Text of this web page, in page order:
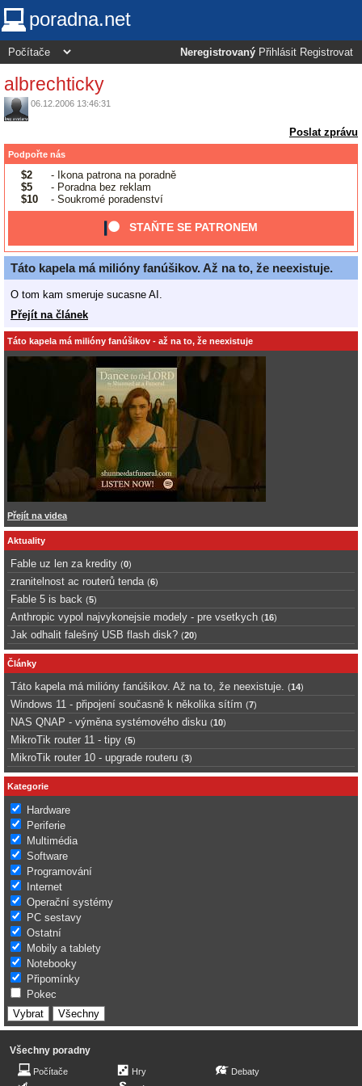
poradna.net
Neregistrovaný Přihlásit Registrovat
albrechticky
06.12.2006 13:46:31
Poslat zprávu
Podpořte nás
$2
- Ikona patrona na poradně
$5
- Poradna bez reklam
$10
- Soukromé poradenství
STAŇTE SE PATRONEM
Táto kapela má milióny fanúšikov. Až na to, že neexistuje.
O tom kam smeruje sucasne AI.
Přejít na článek
Táto kapela má milióny fanúšikov - až na to, že neexistuje
Přejít na videa
Aktuality
Fable uz len za kredity (0)
zranitelnost ac routerů tenda (6)
Fable 5 is back (5)
Anthropic vypol najvykonejsie modely - pre vsetkych (16)
Jak odhalit falešný USB flash disk? (20)
Články
Táto kapela má milióny fanúšikov. Až na to, že neexistuje. (14)
Windows 11 - připojení současně k několika sítím (7)
NAS QNAP - výměna systémového disku (10)
MikroTik router 11 - tipy (5)
MikroTik router 10 - upgrade routeru (3)
Kategorie
Hardware
Periferie
Multimédia
Software
Programování
Internet
Operační systémy
PC sestavy
Ostatní
Mobily a tablety
Notebooky
Připomínky
Pokec
Všechny poradny
Počítače
Hry
Debaty